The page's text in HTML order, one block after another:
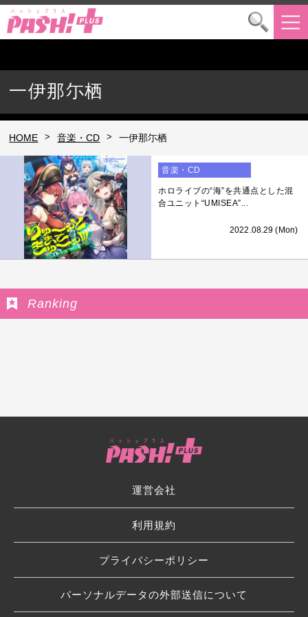
一伊那尓栖
HOME > 音楽・CD > 一伊那尓栖
音楽・CD
ホロライブの“海”を共通点とした混
合ユニット“UMISEA”...
2022.08.29 (Mon)
Ranking
運営会社
利用規約
プライバシーポリシー
パーソナルデータの外部送信について